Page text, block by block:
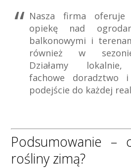
Nasza firma oferuje
opiekę nad
balkonowymi i
również w
Działamy lokalnie,
fachowe doradztwo i
podejście do każdej
Podsumowanie –
rośliny zimą?